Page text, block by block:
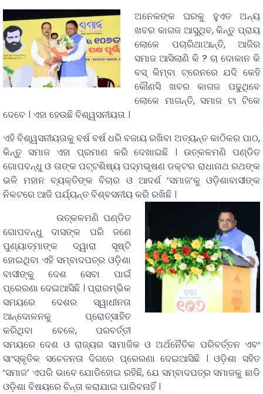
ଅନେକଙ୍କ ଘରକୁ ହୁଏତ ଅନ୍ୟ
ଖବର କାଗଜ ଆସୁଥିବ, କିନ୍ତୁ ପ୍ରାୟ
ଲୋକେ ପଚାରିଥାଆନ୍ତି, ଆଜିର
ସମାଜ ଆସିଲାଣି କି ? ଚା ଦୋକାନ କି
ବସ୍ କିମ୍ବା ଟ୍ରେନରେ ଯଦି କେହି
କୌଣସି ଖବର କାଗଜ ପଢୁଥିବେ
ଲୋକେ ମାଗନ୍ତି, ସମାଜ ଟା ଟିକେ
ଦେବେ । ଏହା ହେଉଛି ବିଶ୍ୱସନୀୟତା ।
ଏହି ବିଶ୍ୱସନୀୟତାକୁ ବର୍ଷ ବର୍ଷ ଧରି ବଜାୟ ରଖିବା ଅତ୍ୟନ୍ତ କାଠିକର ପାଠ,
କିନ୍ତୁ ସମାଜ ଏହା ପ୍ରମାଣ କରି ଦେଖାଇଛି । ଉତ୍କଳମଣି ପଣ୍ଡିତ
ଗୋପବନ୍ଧୁ ଓ ତାଙ୍କ ପଟ୍ଟଶିଷ୍ୟ ପଦ୍ମଭୂଷଣ ଡକ୍ଟର ରାଧାନାଥ ରଥଙ୍କ
ଭଳି ମହାନ ବ୍ୟକ୍ତିଙ୍କ ବିଚାର ଓ ଆଦର୍ଶ ‘ସମାଜ’କୁ ଓଡ଼ିଶାବାସୀଙ୍କ
ନିକଟରେ ଆଜି ପର୍ଯ୍ୟନ୍ତ ବିଶ୍ବସନୀୟ କରି ରଖିଛି ।
ଉତ୍କଳମଣି ପଣ୍ଡିତ
ଗୋପବନ୍ଧୁ ଦାସଙ୍କ ପରି ଜଣେ
ପୁଣ୍ୟାତ୍ମାଙ୍କ ଦ୍ୱାରା ସୃଷ୍ଟି
ହୋଇଥିବା ଏହି ସମ୍ବାଦପତ୍ର ଓଡ଼ିଶା
ବାସୀଙ୍କୁ ଦେଶ ସେବା ପାଇଁ
ପ୍ରେରଣା ଦେଇଆସିଛି । ପ୍ରାରମ୍ଭିକ
ସମୟରେ ଦେଶର ସ୍ୱାଧୀନତା
ଆନ୍ଦୋଳନକୁ ପ୍ରୋତ୍ସାହିତ
କରିଥିବା ବେଳେ, ପରବର୍ତ୍ତୀ
ସମୟରେ ଦେଶ ଓ ରାଜ୍ୟର ସାମାଜିକ ଓ ଅର୍ଥନୈତିକ ପରିବର୍ତ୍ତନ ଏବଂ
ସାଂସ୍କୃତିକ ସଚେତନତା ଦିଗରେ ପ୍ରେରଣା ଦେଇଆସିଛି । ଓଡ଼ିଶା ସହିତ
‘ସମାଜ’ ଏପରି ଭାବେ ଯୋଡିହୋଇ ରହିଛି, ଯେ ସମ୍ବାଦପତ୍ର ସମାଜକୁ ଛାଡି
ଓଡ଼ିଶା ବିଷୟରେ ଚିନ୍ତା କରାଯାଇ ପାରିବନାହିଁ ।